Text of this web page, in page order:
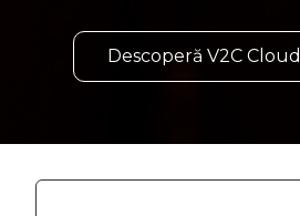
Descoperă V2C Cloud